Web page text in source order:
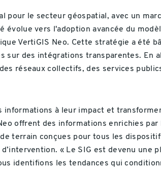
le secteur géospatial, avec un
vers l'adoption avancée du
VertiGIS Neo. Cette stratégie a été
des intégrations transparentes. En
réseaux collectifs, des services
informations à leur impact et
offrent des informations enrichies par
terrain conçues pour tous les
« Le SIG est devenu une
identifions les tendances qui